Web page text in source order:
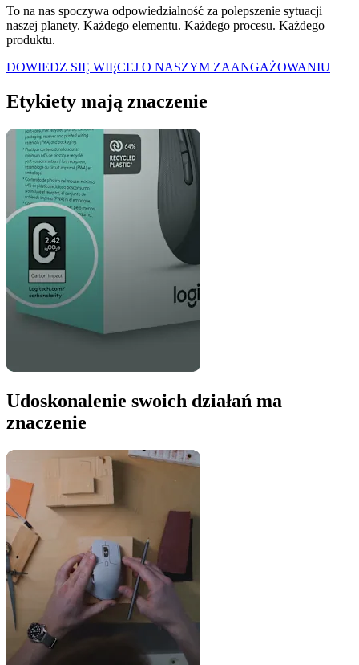
To na nas spoczywa odpowiedzialność za polepszenie sytuacji
naszej planety. Każdego elementu. Każdego procesu. Każdego
produktu.
DOWIEDZ SIĘ WIĘCEJ O NASZYM ZAANGAŻOWANIU
Etykiety mają znaczenie
Udoskonalenie swoich działań ma
znaczenie